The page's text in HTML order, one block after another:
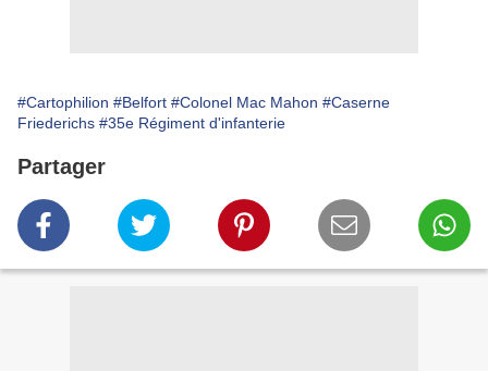
#Cartophilion #Belfort #Colonel Mac Mahon #Caserne
Friederichs #35e Régiment d'infanterie
Partager